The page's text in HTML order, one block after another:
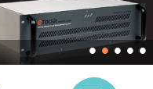
•
•
•
•
•